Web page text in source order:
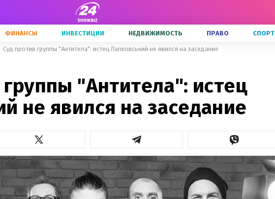
ФИНАНСЫ ИНВЕСТИЦИИ НЕДВИЖИМОСТЬ ПРАВО СПОРТ
Суд против группы "Антитела": истец Лапковський не явился на заседание
"Антитела": истец
не явился на заседание